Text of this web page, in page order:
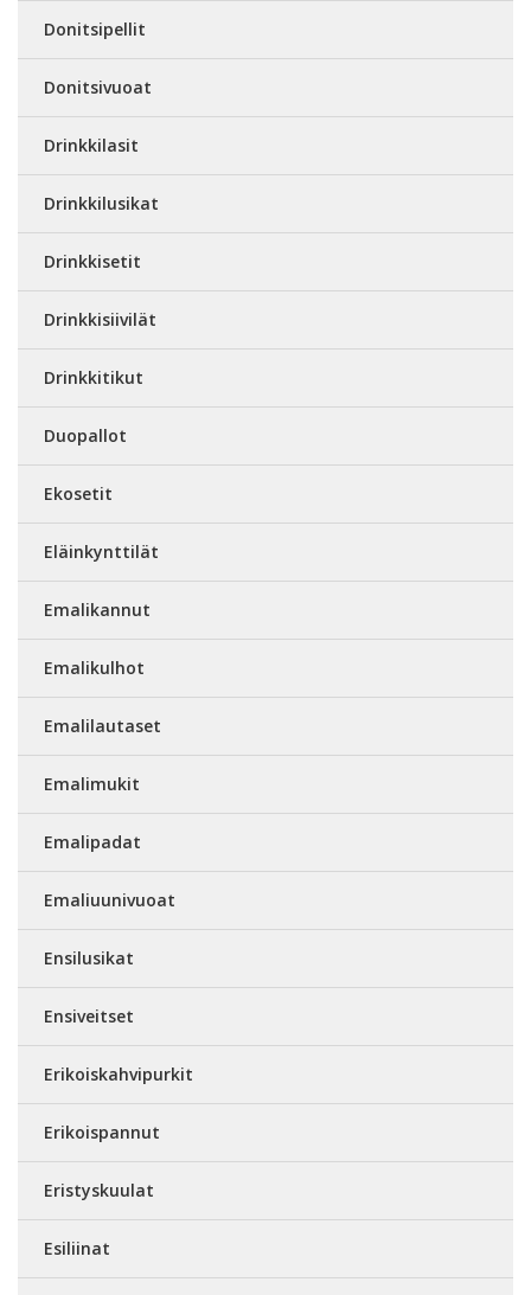
Donitsipellit
Donitsivuoat
Drinkkilasit
Drinkkilusikat
Drinkkisetit
Drinkkisiivilät
Drinkkitikut
Duopallot
Ekosetit
Eläinkynttilät
Emalikannut
Emalikulhot
Emalilautaset
Emalimukit
Emalipadat
Emaliuunivuoat
Ensilusikat
Ensiveitset
Erikoiskahvipurkit
Erikoispannut
Eristyskuulat
Esiliinat